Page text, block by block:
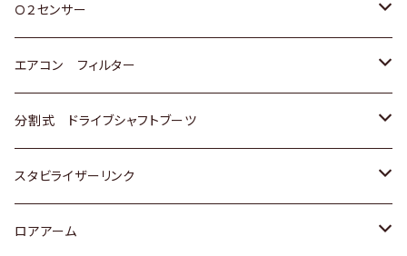
スバル
三菱
スバル
ダイハツ
マツダ
三菱
スバル
ダイハツ
三菱
スバル
ホンダ
スズキ
日産
いすゞ
ダイハツ
Ｏ２センサー
トヨタ
ホンダ
スズキ
日産
エアコン フィルター
トヨタ
ホンダ
スズキ
分割式 ドライブシャフトブーツ
トヨタ
ホンダ
スタビライザーリンク
トヨタ
ロアアーム